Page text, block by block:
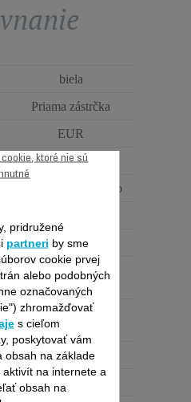
biela
Priama zástrčka
EUR
220-240 V
biela a ružové drevo
670-800 W
3
Nie je relevantný
pridružené
partneri by sme
cookie prvej
alebo podobných
označovaných
zhromažďovať
s cieľom
poskytovať vám
obsah na základe
na internete a
obsah na
ktoré nie sú